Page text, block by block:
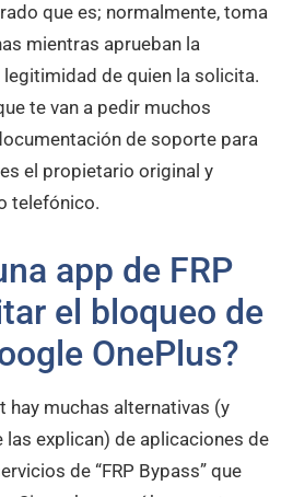
que es; normalmente, toma
mientras aprueban la
legitimidad de quien la solicita.
te van a pedir muchos
de soporte para
el propietario original y
telefónico.
app de FRP
el bloqueo de
OnePlus?
hay muchas alternativas (y
las explican) de aplicaciones de
de “FRP Bypass” que